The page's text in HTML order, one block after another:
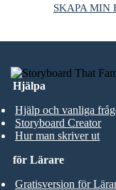
SKAPA MIN
Hjälpa
Hjälp och vanliga
Storyboard Creator
Hur man skriver ut
för Lärare
Gratisversion för